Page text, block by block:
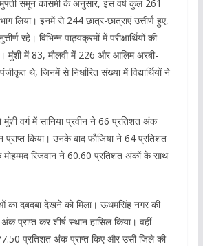
मुफ्ती समून कासमी के अनुसार, इस वर्ष कुल 261
में भाग लिया। इनमें से 244 छात्र-छात्राएं उत्तीर्ण हुए,
रहे। विभिन्न पाठ्यक्रमों में परीक्षार्थियों की
मुंशी में 83, मौलवी में 226 और आलिम अरबी-
पंजीकृत थे, जिनमें से निर्धारित संख्या में विद्यार्थियों ने
मुंशी वर्ग में सानिया प्रवीन ने 66 प्रतिशत अंक
प्राप्त किया। उनके बाद फौजिया ने 64 प्रतिशत
रिजवान ने 60.60 प्रतिशत अंकों के साथ
का दबदबा देखने को मिला। ऊधमसिंह नगर की
प्राप्त कर शीर्ष स्थान हासिल किया। वहीं
77.50 प्रतिशत अंक प्राप्त किए और उसी जिले की